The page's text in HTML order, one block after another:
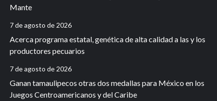
Mante
7 de agosto de 2026
Acerca programa estatal, genética de alta calidad a las y los
productores pecuarios
7 de agosto de 2026
Ganan tamaulipecos otras dos medallas para México en los
Juegos Centroamericanos y del Caribe